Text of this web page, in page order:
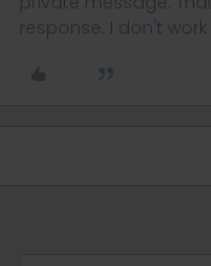
response. I don't work